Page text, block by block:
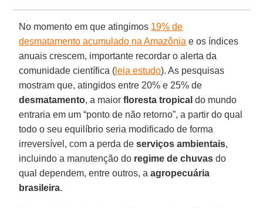
No momento em que atingimos 19% de
desmatamento acumulado na Amazônia e os índices
anuais crescem, importante recordar o alerta da
comunidade científica ( leia estudo). As pesquisas
mostram que, atingidos entre 20% e 25% de
desmatamento, a maiorfloresta tropical do mundo
entraria em um “ponto de não retorno”, a partir do qual
todo o seu equilíbrio seria modificado de forma
irreversível, com a perda deserviços ambientais,
incluindo a manutenção do regime de chuvas do
qual dependem, entre outros, aagropecuária
brasileira.